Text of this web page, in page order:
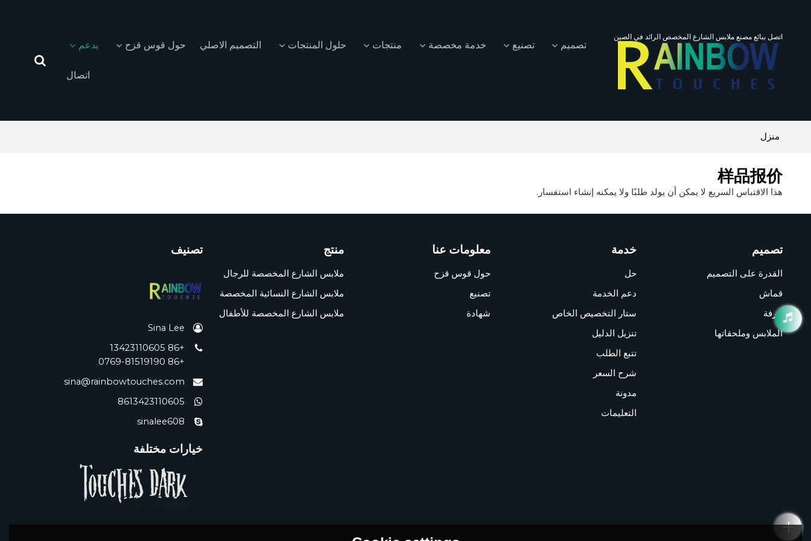
اتصل ببائع مصنع ملابس الشارع المخصص الرائد في الصين
تصميم تصنيع خدمة مخصصة منتجات حلول المنتجات التصميم الاصلي حول قوس قزح يدعم
اتصال
منزل
样品报价
هذا الاقتباس السريع لا يمكن أن يولد طلبًا ولا يمكنه إنشاء استفسار.
تصميم
القدرة على التصميم
قماش
حرفة
الملابس وملحقاتها
خدمة
حل
دعم الخدمة
ستار التخصيص الخاص
تنزيل الدليل
تتبع الطلب
شرح السعر
مدونة
التعليمات
معلومات عنا
حول قوس قزح
تصنيع
شهادة
منتج
ملابس الشارع المخصصة للرجال
ملابس الشارع النسائية المخصصة
ملابس الشارع المخصصة للأطفال
تصنيف
Sina Lee
+86 13423110605
+86 0769-81519190
sina@rainbowtouches.com
8613423110605
sinalee608
خيارات مختلفة